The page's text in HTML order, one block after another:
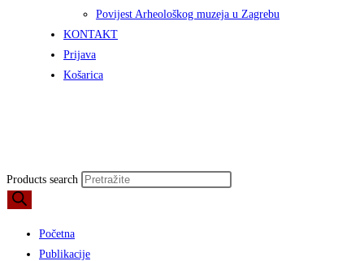
Povijest Arheološkog muzeja u Zagrebu
KONTAKT
Prijava
Košarica
Products search
Početna
Publikacije